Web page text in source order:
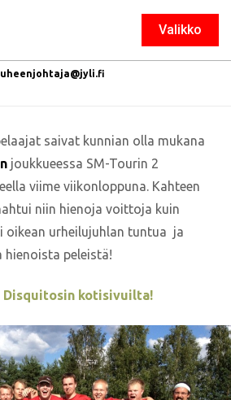
Valikko
Sulje
saivat kunnian olla mukana
joukkueessa SM-Tourin 2
viime viikonloppuna. Kahteen
niin hienoja voittoja kuin
oikean urheilujuhlan tuntua ja
hienoista peleistä!
Disquitosin kotisivuilta!